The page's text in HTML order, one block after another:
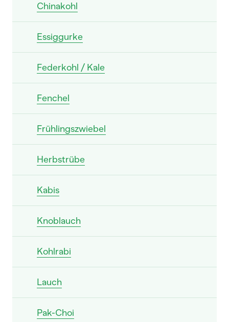
Chinakohl
Essiggurke
Federkohl / Kale
Fenchel
Frühlingszwiebel
Herbstrübe
Kabis
Knoblauch
Kohlrabi
Lauch
Pak-Choi